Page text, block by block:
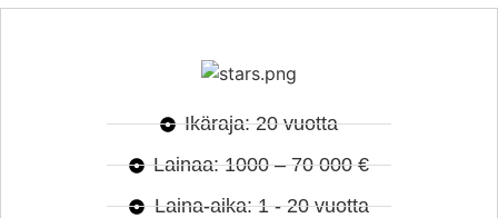
Ikäraja: 20 vuotta
Lainaa: 1000 – 70 000 €
Laina-aika: 1 - 20 vuotta